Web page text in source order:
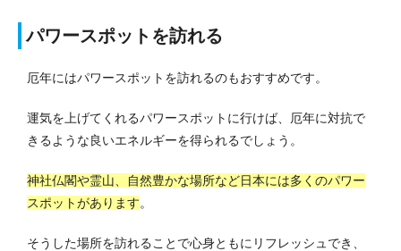
パワースポットを訪れる
厄年にはパワースポットを訪れるのもおすすめです。
運気を上げてくれるパワースポットに行けば、厄年に対抗で
きるような良いエネルギーを得られるでしょう。
神社仏閣や霊山、自然豊かな場所など日本には多くのパワー
スポットがあります。
そうした場所を訪れることで心身ともにリフレッシュでき、